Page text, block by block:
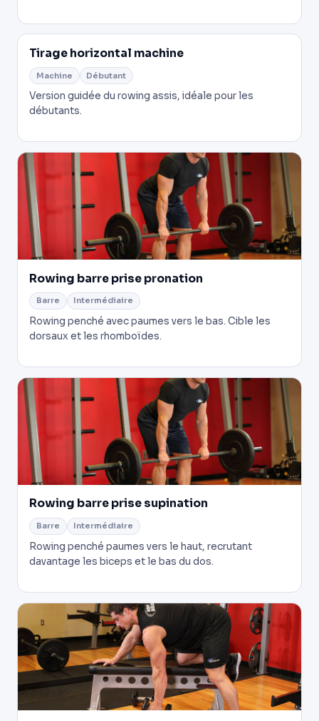
Tirage horizontal machine
Machine Débutant
Version guidée du rowing assis, idéale pour les
débutants.
Rowing barre prise pronation
Barre Intermédiaire
Rowing penché avec paumes vers le bas. Cible les
dorsaux et les rhomboïdes.
Rowing barre prise supination
Barre Intermédiaire
Rowing penché paumes vers le haut, recrutant
davantage les biceps et le bas du dos.